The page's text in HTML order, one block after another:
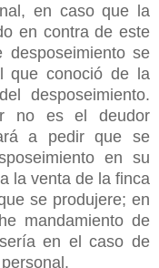
en caso que la
en contra de este
desposeimiento se
que conoció de la
desposeimiento.
no es el deudor
a pedir que se
en su
la venta de la finca
se produjere; en
mandamiento de
en el caso de